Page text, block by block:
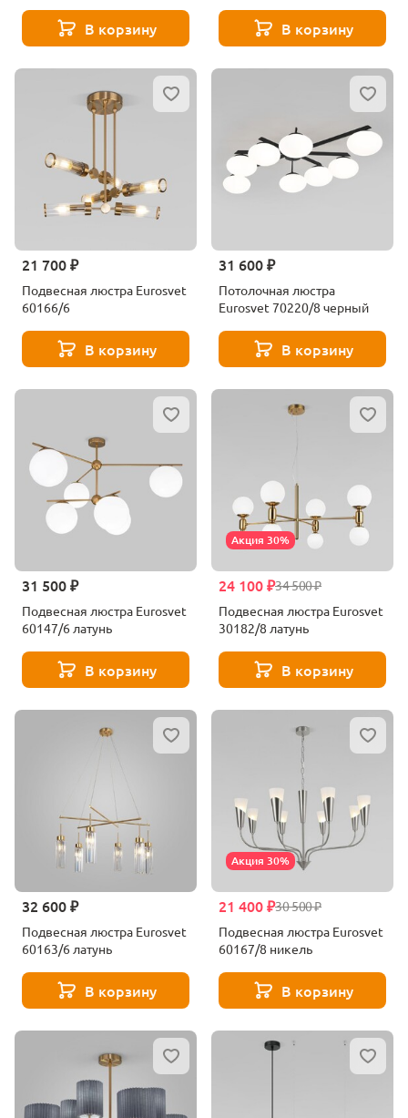
В корзину В корзину
21 700 ₽
Подвесная люстра Eurosvet
60166/6
В корзину
31 600 ₽
Потолочная люстра
Eurosvet 70220/8 черный
В корзину
31 500 ₽
Подвесная люстра Eurosvet
60147/6 латунь
В корзину
Акция 30%
34 500 ₽
24 100 ₽
Подвесная люстра Eurosvet
30182/8 латунь
В корзину
32 600 ₽
Подвесная люстра Eurosvet
60163/6 латунь
В корзину
Акция 30%
30 500 ₽
21 400 ₽
Подвесная люстра Eurosvet
60167/8 никель
В корзину